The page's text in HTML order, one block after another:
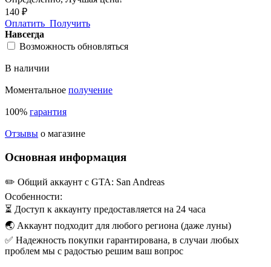
140 ₽
Оплатить Получить
Навсегда
Возможность обновляться
В наличии
Моментальное получение
100% гарантия
Отзывы о магазине
Основная информация
✏️ Общий аккаунт с GTA: San Andreas
Особенности:
⏳ Доступ к аккаунту предоставляется на 24 часа
🌏 Аккаунт подходит для любого региона (даже луны)
✅ Надежность покупки гарантирована, в случаи любых
проблем мы с радостью решим ваш вопрос